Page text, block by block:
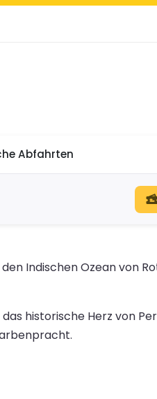
Abfahrten
Indischen Ozean von
historische Herz von